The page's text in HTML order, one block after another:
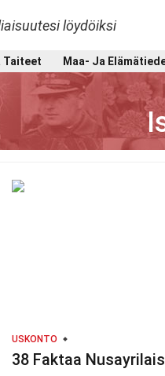
löydöiksi
Taiteet Maa- Ja
USKONTO
38 Faktaa